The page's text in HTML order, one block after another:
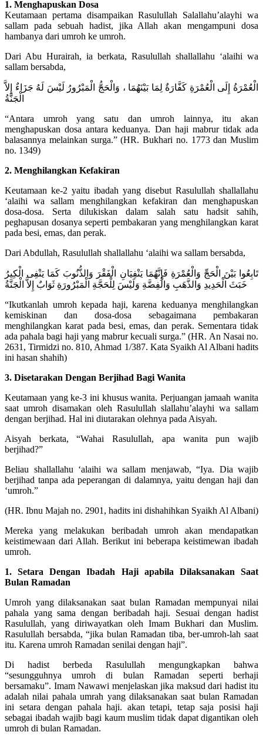
1. Menghapuskan Dosa
Keutamaan pertama disampaikan Rasulullah Salallahu’alayhi wa
sallam pada sebuah hadist, jika Allah akan mengampuni dosa
hambanya dari umroh ke umroh.
Dari Abu Hurairah, ia berkata, Rasulullah shallallahu ‘alaihi wa
sallam bersabda,
الْعُمْرَةُ إِلَى الْعُمْرَةِ كَفَّارَةٌ لِمَا بَيْنَهُمَا ، وَالْحَجُّ الْمَبْرُورُ لَيْسَ لَهُ جَزَاءٌ إِلاَّ
الْجَنَّةُ
“Antara umroh yang satu dan umroh lainnya, itu akan
menghapuskan dosa antara keduanya. Dan haji mabrur tidak ada
balasannya melainkan surga.” (HR. Bukhari no. 1773 dan Muslim
no. 1349)
2. Menghilangkan Kefakiran
Keutamaan ke-2 yaitu ibadah yang disebut Rasulullah shallallahu
‘alaihi wa sallam menghilangkan kefakiran dan menghapuskan
dosa-dosa. Serta dilukiskan dalam salah satu hadsit sahih,
peghapusan dosanya seperti pembakaran yang menghilangkan karat
pada besi, emas, dan perak.
Dari Abdullah, Rasulullah shallallahu ‘alaihi wa sallam bersabda,
تَابِعُوا بَيْنَ الْحَجِّ وَالْعُمْرَةِ فَإِنَّهُمَا يَنْفِيَانِ الْفَقْرَ وَالذُّنُوبَ كَمَا يَنْفِى الْكِيرُ
خَبَثَ الْحَدِيدِ وَالذَّهَبِ وَالْفِضَّةِ وَلَيْسَ لِلْحَجَّةِ الْمَبْرُورَةِ ثَوَابٌ إِلاَّ الْجَنَّةُ
“Ikutkanlah umroh kepada haji, karena keduanya menghilangkan
kemiskinan dan dosa-dosa sebagaimana pembakaran
menghilangkan karat pada besi, emas, dan perak. Sementara tidak
ada pahala bagi haji yang mabrur kecuali surga.” (HR. An Nasai no.
2631, Tirmidzi no. 810, Ahmad 1/387. Kata Syaikh Al Albani hadits
ini hasan shahih)
3. Disetarakan Dengan Berjihad Bagi Wanita
Keutamaan yang ke-3 ini khusus wanita. Perjuangan jamaah wanita
saat umroh disamakan oleh Rasulullah slallahu’alayhi wa sallam
dengan berjihad. Hal ini diutarakan olehnya pada Aisyah.
Aisyah berkata, “Wahai Rasulullah, apa wanita pun wajib
berjihad?”
Beliau shallallahu ‘alaihi wa sallam menjawab, “Iya. Dia wajib
berjihad tanpa ada peperangan di dalamnya, yaitu dengan haji dan
‘umroh.”
(HR. Ibnu Majah no. 2901, hadits ini dishahihkan Syaikh Al Albani)
Mereka yang melakukan beribadah umroh akan mendapatkan
keistimewaan dari Allah. Berikut ini beberapa keistimewan ibadah
umroh.
1. Setara Dengan Ibadah Haji apabila Dilaksanakan Saat
Bulan Ramadan
Umroh yang dilaksanakan saat bulan Ramadan mempunyai nilai
pahala yang sama dengan beribadah haji. Sesuai dengan hadist
Rasulullah, yang diriwayatkan oleh Imam Bukhari dan Muslim.
Rasulullah bersabda, “jika bulan Ramadan tiba, ber-umroh-lah saat
itu. Karena umroh Ramadan senilai dengan haji”.
Di hadist berbeda Rasulullah mengungkapkan bahwa
“sesungguhnya umroh di bulan Ramadan seperti berhaji
bersamaku”. Imam Nawawi menjelaskan jika maksud dari hadist itu
adalah nilai pahala umrah yang dilaksanakan saat bulan Ramadan
ini setara dengan pahala haji. akan tetapi, tetap saja posisi haji
sebagai ibadah wajib bagi kaum muslim tidak dapat digantikan oleh
umroh di bulan Ramadan.